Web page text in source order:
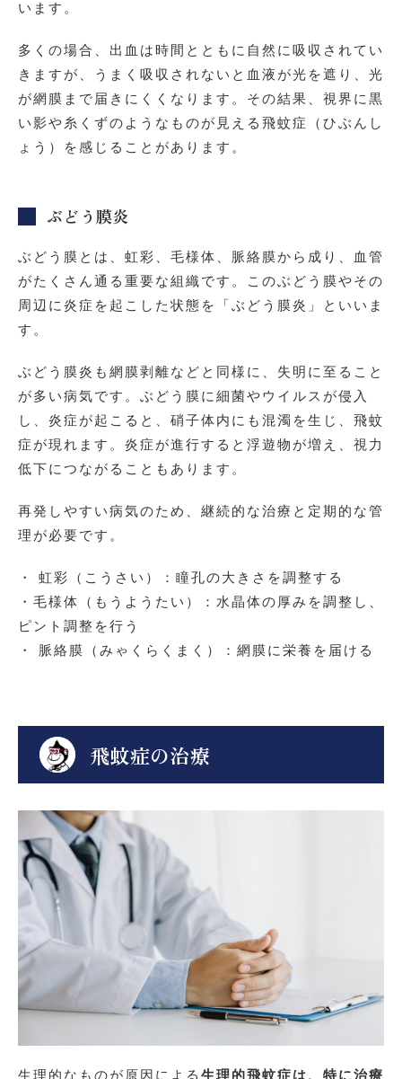
います。
多くの場合、出血は時間とともに自然に吸収されてい
きますが、うまく吸収されないと血液が光を遮り、光
が網膜まで届きにくくなります。その結果、視界に黒
い影や糸くずのようなものが見える飛蚊症（ひぶんし
ょう）を感じることがあります。
ぶどう膜炎
ぶどう膜とは、虹彩、毛様体、脈絡膜から成り、血管
がたくさん通る重要な組織です。このぶどう膜やその
周辺に炎症を起こした状態を「ぶどう膜炎」といいま
す。
ぶどう膜炎も網膜剥離などと同様に、失明に至ること
が多い病気です。ぶどう膜に細菌やウイルスが侵入
し、炎症が起こると、硝子体内にも混濁を生じ、飛蚊
症が現れます。炎症が進行すると浮遊物が増え、視力
低下につながることもあります。
再発しやすい病気のため、継続的な治療と定期的な管
理が必要です。
・ 虹彩（こうさい）：瞳孔の大きさを調整する
・毛様体（もうようたい）：水晶体の厚みを調整し、
ピント調整を行う
・ 脈絡膜（みゃくらくまく）：網膜に栄養を届ける
飛蚊症の治療
生理的なものが原因による 生理的飛蚊症は、特に治療